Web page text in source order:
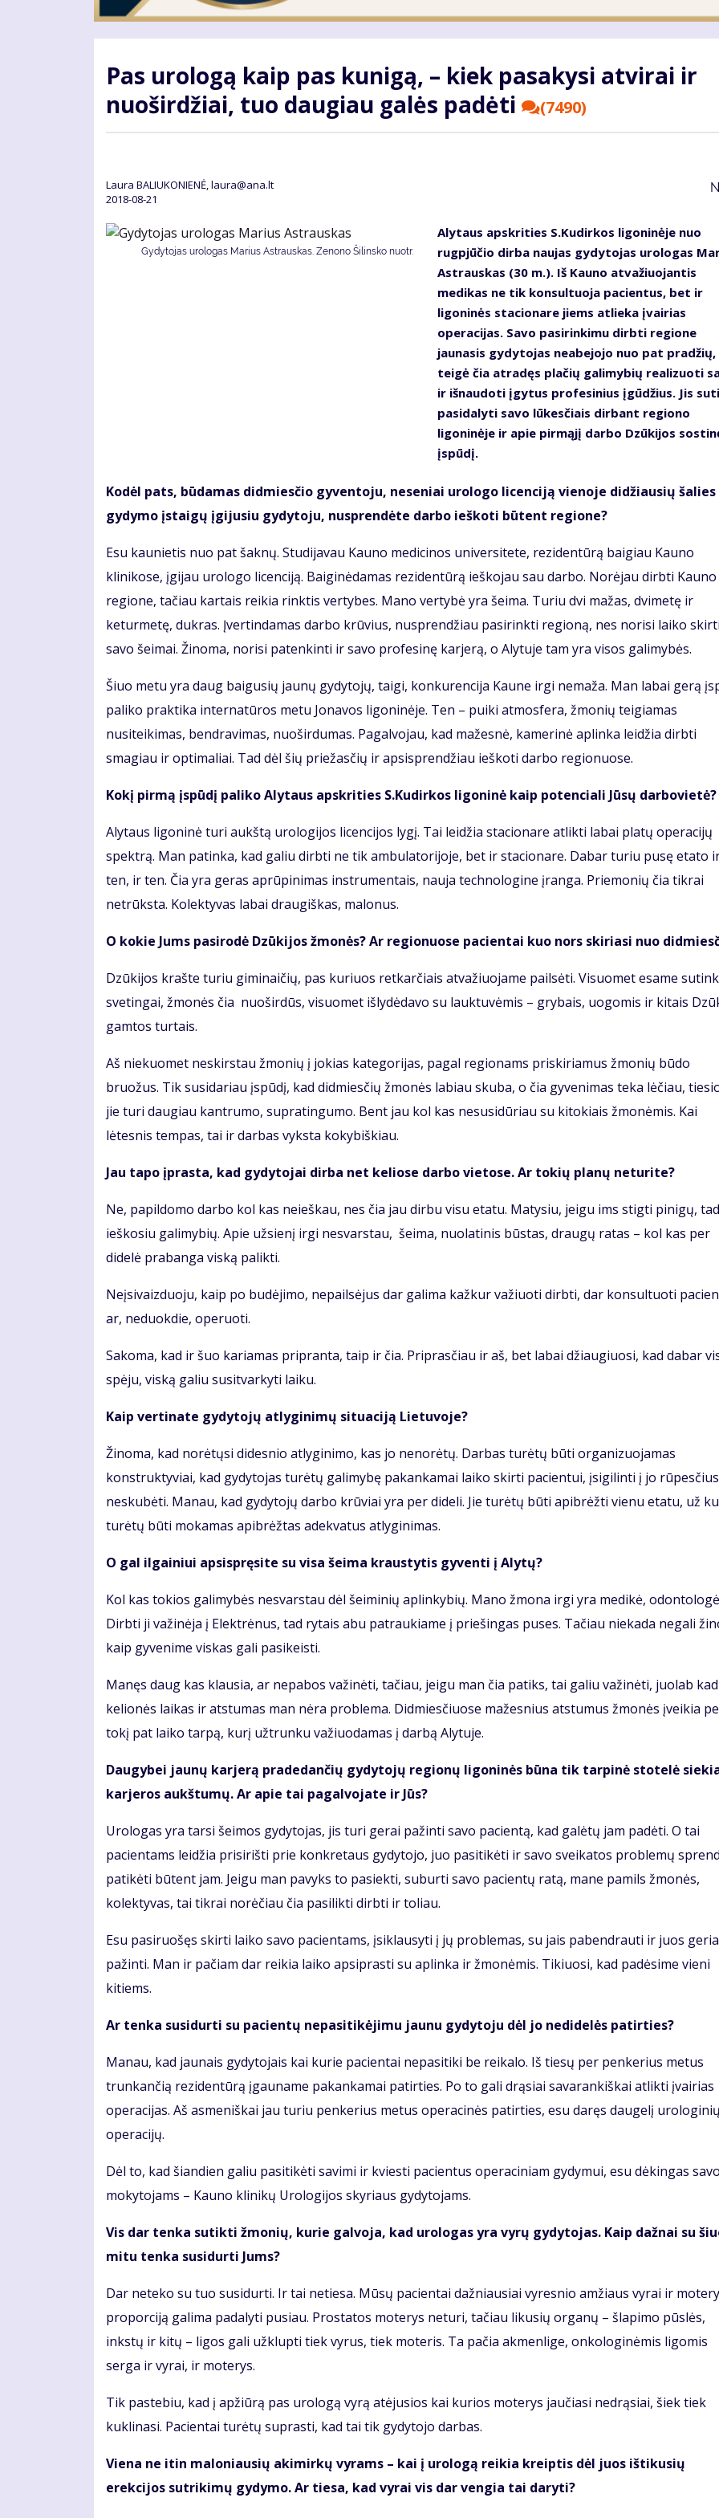
Pas urologą kaip pas kunigą, – kiek pasakysi atvirai ir
nuoširdžiai, tuo daugiau galės padėti
(7490)
Laura BALIUKONIENĖ, laura@ana.lt
2018-08-21
Gydytojas urologas Marius Astrauskas. Zenono Šilinsko nuotr.
Alytaus apskrities S.Kudirkos ligoninėje nuo
rugpjūčio dirba naujas gydytojas urologas
Astrauskas (30 m.). Iš Kauno atvažiuojantis
medikas ne tik konsultuoja pacientus, bet ir
ligoninės stacionare jiems atlieka įvairias
operacijas. Savo pasirinkimu dirbti regione
jaunasis gydytojas neabejojo nuo pat pradžių,
teigė čia atradęs plačių galimybių realizuoti
ir išnaudoti įgytus profesinius įgūdžius. Jis
pasidalyti savo lūkesčiais dirbant regiono
ligoninėje ir apie pirmąjį darbo Dzūkijos
įspūdį.
Kodėl pats, būdamas didmiesčio gyventoju, neseniai urologo licenciją vienoje didžiausių šalies
gydymo įstaigų įgijusiu gydytoju, nusprendėte darbo ieškoti būtent regione?
Esu kaunietis nuo pat šaknų. Studijavau Kauno medicinos universitete, rezidentūrą baigiau Kauno
klinikose, įgijau urologo licenciją. Baiginėdamas rezidentūrą ieškojau sau darbo. Norėjau dirbti Kauno
regione, tačiau kartais reikia rinktis vertybes. Mano vertybė yra šeima. Turiu dvi mažas, dvimetę ir
keturmetę, dukras. Įvertindamas darbo krūvius, nusprendžiau pasirinkti regioną, nes norisi laiko
savo šeimai. Žinoma, norisi patenkinti ir savo profesinę karjerą, o Alytuje tam yra visos galimybės.
Šiuo metu yra daug baigusių jaunų gydytojų, taigi, konkurencija Kaune irgi nemaža. Man labai gerą
paliko praktika internatūros metu Jonavos ligoninėje. Ten – puiki atmosfera, žmonių teigiamas
nusiteikimas, bendravimas, nuoširdumas. Pagalvojau, kad mažesnė, kamerinė aplinka leidžia dirbti
smagiau ir optimaliai. Tad dėl šių priežasčių ir apsisprendžiau ieškoti darbo regionuose.
Kokį pirmą įspūdį paliko Alytaus apskrities S.Kudirkos ligoninė kaip potenciali Jūsų darbovietė?
Alytaus ligoninė turi aukštą urologijos licencijos lygį. Tai leidžia stacionare atlikti labai platų operacijų
spektrą. Man patinka, kad galiu dirbti ne tik ambulatorijoje, bet ir stacionare. Dabar turiu pusę etato
ten, ir ten. Čia yra geras aprūpinimas instrumentais, nauja technologine įranga. Priemonių čia tikrai
netrūksta. Kolektyvas labai draugiškas, malonus.
O kokie Jums pasirodė Dzūkijos žmonės? Ar regionuose pacientai kuo nors skiriasi nuo
Dzūkijos krašte turiu giminaičių, pas kuriuos retkarčiais atvažiuojame pailsėti. Visuomet esame
svetingai, žmonės čia nuoširdūs, visuomet išlydėdavo su lauktuvėmis – grybais, uogomis ir kitais
gamtos turtais.
Aš niekuomet neskirstau žmonių į jokias kategorijas, pagal regionams priskiriamus žmonių būdo
bruožus. Tik susidariau įspūdį, kad didmiesčių žmonės labiau skuba, o čia gyvenimas teka lėčiau,
jie turi daugiau kantrumo, supratingumo. Bent jau kol kas nesusidūriau su kitokiais žmonėmis. Kai
lėtesnis tempas, tai ir darbas vyksta kokybiškiau.
Jau tapo įprasta, kad gydytojai dirba net keliose darbo vietose. Ar tokių planų neturite?
Ne, papildomo darbo kol kas neieškau, nes čia jau dirbu visu etatu. Matysiu, jeigu ims stigti pinigų,
ieškosiu galimybių. Apie užsienį irgi nesvarstau, šeima, nuolatinis būstas, draugų ratas – kol kas per
didelė prabanga viską palikti.
Neįsivaizduoju, kaip po budėjimo, nepailsėjus dar galima kažkur važiuoti dirbti, dar konsultuoti
ar, neduokdie, operuoti.
Sakoma, kad ir šuo kariamas pripranta, taip ir čia. Priprasčiau ir aš, bet labai džiaugiuosi, kad dabar
spėju, viską galiu susitvarkyti laiku.
Kaip vertinate gydytojų atlyginimų situaciją Lietuvoje?
Žinoma, kad norėtųsi didesnio atlyginimo, kas jo nenorėtų. Darbas turėtų būti organizuojamas
konstruktyviai, kad gydytojas turėtų galimybę pakankamai laiko skirti pacientui, įsigilinti į jo
neskubėti. Manau, kad gydytojų darbo krūviai yra per dideli. Jie turėtų būti apibrėžti vienu etatu, už
turėtų būti mokamas apibrėžtas adekvatus atlyginimas.
O gal ilgainiui apsispręsite su visa šeima kraustytis gyventi į Alytų?
Kol kas tokios galimybės nesvarstau dėl šeiminių aplinkybių. Mano žmona irgi yra medikė,
Dirbti ji važinėja į Elektrėnus, tad rytais abu patraukiame į priešingas puses. Tačiau niekada negali
kaip gyvenime viskas gali pasikeisti.
Manęs daug kas klausia, ar nepabos važinėti, tačiau, jeigu man čia patiks, tai galiu važinėti, juolab kad
kelionės laikas ir atstumas man nėra problema. Didmiesčiuose mažesnius atstumus žmonės įveikia
tokį pat laiko tarpą, kurį užtrunku važiuodamas į darbą Alytuje.
Daugybei jaunų karjerą pradedančių gydytojų regionų ligoninės būna tik tarpinė stotelė
karjeros aukštumų. Ar apie tai pagalvojate ir Jūs?
Urologas yra tarsi šeimos gydytojas, jis turi gerai pažinti savo pacientą, kad galėtų jam padėti. O tai
pacientams leidžia prisirišti prie konkretaus gydytojo, juo pasitikėti ir savo sveikatos problemų
patikėti būtent jam. Jeigu man pavyks to pasiekti, suburti savo pacientų ratą, mane pamils žmonės,
kolektyvas, tai tikrai norėčiau čia pasilikti dirbti ir toliau.
Esu pasiruošęs skirti laiko savo pacientams, įsiklausyti į jų problemas, su jais pabendrauti ir juos
pažinti. Man ir pačiam dar reikia laiko apsiprasti su aplinka ir žmonėmis. Tikiuosi, kad padėsime vieni
kitiems.
Ar tenka susidurti su pacientų nepasitikėjimu jaunu gydytoju dėl jo nedidelės patirties?
Manau, kad jaunais gydytojais kai kurie pacientai nepasitiki be reikalo. Iš tiesų per penkerius metus
trunkančią rezidentūrą įgauname pakankamai patirties. Po to gali drąsiai savarankiškai atlikti įvairias
operacijas. Aš asmeniškai jau turiu penkerius metus operacinės patirties, esu daręs daugelį urologinių
operacijų.
Dėl to, kad šiandien galiu pasitikėti savimi ir kviesti pacientus operaciniam gydymui, esu dėkingas savo
mokytojams – Kauno klinikų Urologijos skyriaus gydytojams.
Vis dar tenka sutikti žmonių, kurie galvoja, kad urologas yra vyrų gydytojas. Kaip dažnai su
mitu tenka susidurti Jums?
Dar neteko su tuo susidurti. Ir tai netiesa. Mūsų pacientai dažniausiai vyresnio amžiaus vyrai ir
proporciją galima padalyti pusiau. Prostatos moterys neturi, tačiau likusių organų – šlapimo pūslės,
inkstų ir kitų – ligos gali užklupti tiek vyrus, tiek moteris. Ta pačia akmenlige, onkologinėmis ligomis
serga ir vyrai, ir moterys.
Tik pastebiu, kad į apžiūrą pas urologą vyrą atėjusios kai kurios moterys jaučiasi nedrąsiai, šiek tiek
kuklinasi. Pacientai turėtų suprasti, kad tai tik gydytojo darbas.
Viena ne itin maloniausių akimirkų vyrams – kai į urologą reikia kreiptis dėl juos ištikusių
erekcijos sutrikimų gydymo. Ar tiesa, kad vyrai vis dar vengia tai daryti?